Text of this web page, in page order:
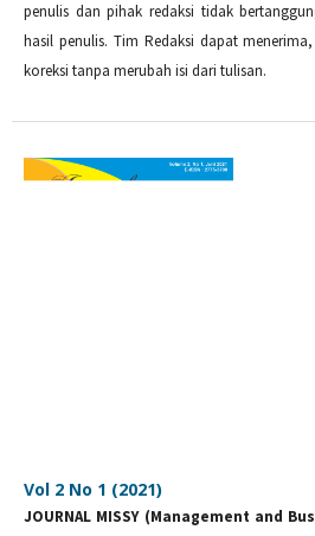
penulis dan pihak redaksi tidak
hasil penulis. Tim Redaksi dapat
koreksi tanpa merubah isi dari tulisan.
Vol 2 No 1 (2021)
JOURNAL MISSY (Management and